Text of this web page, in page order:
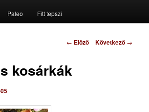
Paleo Fitt tepszi
Bejegyzés
← Előző Következő →
kosárkák